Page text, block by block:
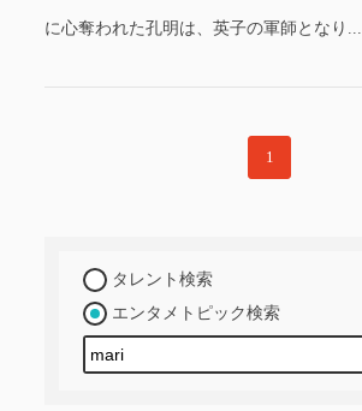
に心奪われた孔明は、英子の軍師となり...
1
タレント検索
エンタメトピック検索